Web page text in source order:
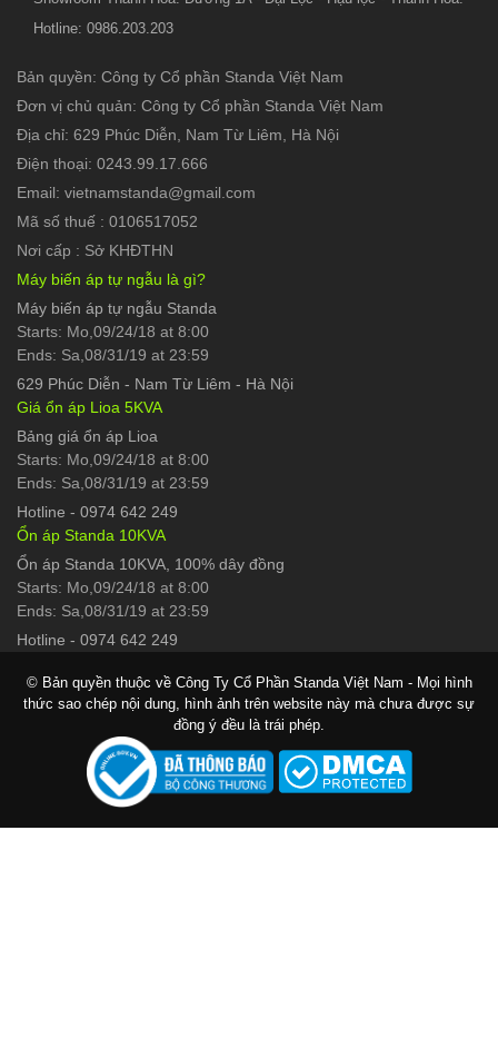
Hotline: 0986.203.203
Bản quyền: Công ty Cổ phần Standa Việt Nam
Đơn vị chủ quản: Công ty Cổ phần Standa Việt Nam
Địa chỉ: 629 Phúc Diễn, Nam Từ Liêm, Hà Nội
Điện thoại: 0243.99.17.666
Email: vietnamstanda@gmail.com
Mã số thuế : 0106517052
Nơi cấp : Sở KHĐTHN
Máy biến áp tự ngẫu là gì?
Máy biến áp tự ngẫu Standa
Starts: Mo,09/24/18 at 8:00
Ends: Sa,08/31/19 at 23:59
629 Phúc Diễn - Nam Từ Liêm - Hà Nội
Giá ổn áp Lioa 5KVA
Bảng giá ổn áp Lioa
Starts: Mo,09/24/18 at 8:00
Ends: Sa,08/31/19 at 23:59
Hotline - 0974 642 249
Ổn áp Standa 10KVA
Ổn áp Standa 10KVA, 100% dây đồng
Starts: Mo,09/24/18 at 8:00
Ends: Sa,08/31/19 at 23:59
Hotline - 0974 642 249
© Bản quyền thuộc về Công Ty Cổ Phần Standa Việt Nam - Mọi hình
thức sao chép nội dung, hình ảnh trên website này mà chưa được sự
đồng ý đều là trái phép.